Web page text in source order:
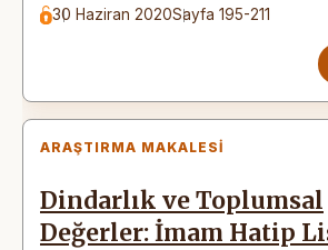
30 Haziran 2020Sayfa 195-211
ARAŞTIRMA MAKALESI
Dindarlık ve Toplumsal
Değerler: İmam Hatip